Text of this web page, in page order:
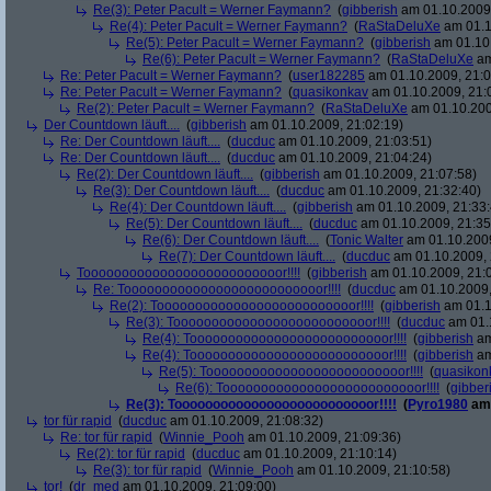
Re(3): Peter Pacult = Werner Faymann? (gibberish am
Re(4): Peter Pacult = Werner Faymann? (RaStaDeluXe am
Re(5): Peter Pacult = Werner Faymann? (gibberish am
Re(6): Peter Pacult = Werner Faymann? (RaStaDeluXe
Re: Peter Pacult = Werner Faymann? (user182285 am 01.10.2009,
Re: Peter Pacult = Werner Faymann? (quasikonkav am 01.10.2009,
Re(2): Peter Pacult = Werner Faymann? (RaStaDeluXe am
Der Countdown läuft.... (gibberish am 01.10.2009, 21:02:19)
Re: Der Countdown läuft.... (ducduc am 01.10.2009, 21:03:51)
Re: Der Countdown läuft.... (ducduc am 01.10.2009, 21:04:24)
Re(2): Der Countdown läuft.... (gibberish am 01.10.2009, 21:07:58)
Re(3): Der Countdown läuft.... (ducduc am 01.10.2009, 21:32:40)
Re(4): Der Countdown läuft.... (gibberish am 01.10.2009,
Re(5): Der Countdown läuft.... (ducduc am 01.10.2009,
Re(6): Der Countdown läuft.... (Tonic Walter am
Re(7): Der Countdown läuft.... (ducduc am 01.10.2009,
Toooooooooooooooooooooooooor!!!! (gibberish am 01.10.2009,
Re: Toooooooooooooooooooooooooor!!!! (ducduc am
Re(2): Toooooooooooooooooooooooooor!!!! (gibberish am
Re(3): Toooooooooooooooooooooooooor!!!! (ducduc am
Re(4): Toooooooooooooooooooooooooor!!!! (gibberish
Re(4): Toooooooooooooooooooooooooor!!!! (gibberish
Re(5): Toooooooooooooooooooooooooor!!!! (
Re(6): Toooooooooooooooooooooooooor!!!! (
Re(3): Toooooooooooooooooooooooooor!!!! (Pyro1980
tor für rapid (ducduc am 01.10.2009, 21:08:32)
Re: tor für rapid (Winnie_Pooh am 01.10.2009, 21:09:36)
Re(2): tor für rapid (ducduc am 01.10.2009, 21:10:14)
Re(3): tor für rapid (Winnie_Pooh am 01.10.2009, 21:10:58)
tor! (dr_med am 01.10.2009, 21:09:00)